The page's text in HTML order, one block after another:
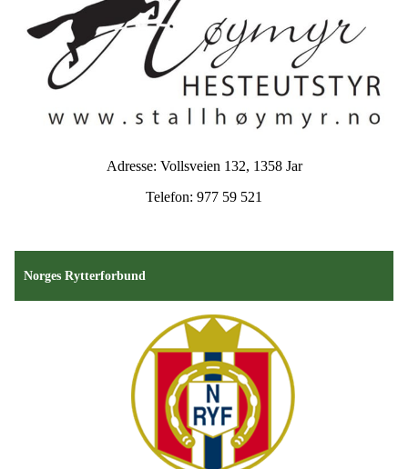
Adresse: Vollsveien 132, 1358 Jar
Telefon: 977 59 521
Norges Rytterforbund